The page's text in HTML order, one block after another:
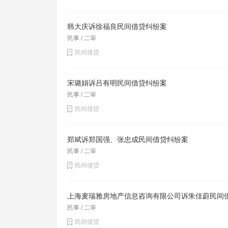
韩大庆诉徐福良民间借贷纠纷案
民事 / 二审
民间借贷
宋璐娟诉吕有明民间借贷纠纷案
民事 / 二审
民间借贷
郑斌诉郑国强、张忠成民间借贷纠纷案
民事 / 二审
民间借贷
上海麦瑞雅房地产信息咨询有限公司诉朱佳蔚民间
民事 / 二审
民间借贷